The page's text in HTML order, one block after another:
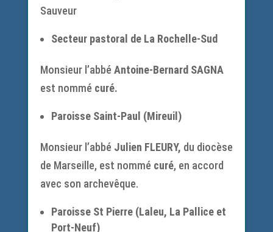
Sauveur
Secteur pastoral de La Rochelle-Sud
Monsieur l’abbé Antoine-Bernard SAGNA
est nommé curé.
Paroisse Saint-Paul (Mireuil)
Monsieur l’abbé Julien FLEURY, du diocèse
de Marseille, est nommé curé, en accord
avec son archevêque.
Paroisse St Pierre (Laleu, La Pallice et
Port-Neuf)